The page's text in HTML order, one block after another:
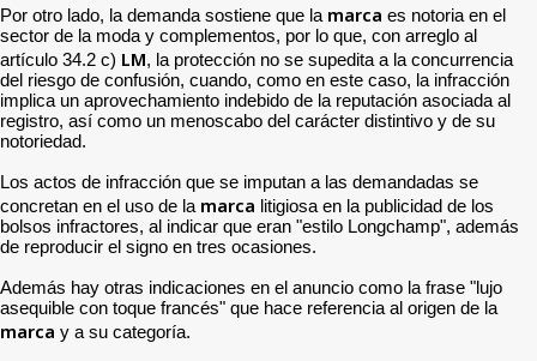
Por otro lado, la demanda sostiene que la marca es notoria en el
sector de la moda y complementos, por lo que, con arreglo al
artículo 34.2 c) LM, la protección no se supedita a la concurrencia
del riesgo de confusión, cuando, como en este caso, la infracción
implica un aprovechamiento indebido de la reputación asociada al
registro, así como un menoscabo del carácter distintivo y de su
notoriedad.
Los actos de infracción que se imputan a las demandadas se
concretan en el uso de la marca litigiosa en la publicidad de los
bolsos infractores, al indicar que eran "estilo Longchamp", además
de reproducir el signo en tres ocasiones.
Además hay otras indicaciones en el anuncio como la frase "lujo
asequible con toque francés" que hace referencia al origen de la
marca y a su categoría.